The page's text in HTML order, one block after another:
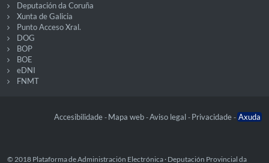
Deputación da Coruña
Xunta de Galicia
Punto Acceso Xral.
DOG
BOP
BOE
eDNI
FNMT
Accesibilidade - Mapa web -Aviso legal - Privacidade - Axuda
© 2018 Plataforma de Administración Electrónica · Deputación Provincial da